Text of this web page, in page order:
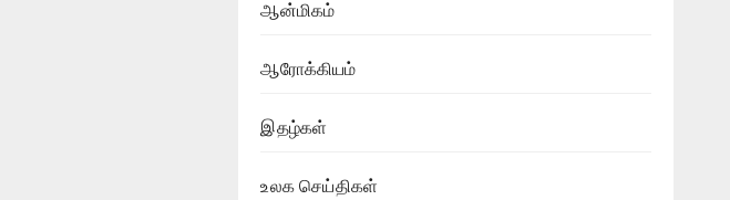
ஆன்மிகம்
ஆரோக்கியம்
இதழ்கள்
உலக செய்திகள்